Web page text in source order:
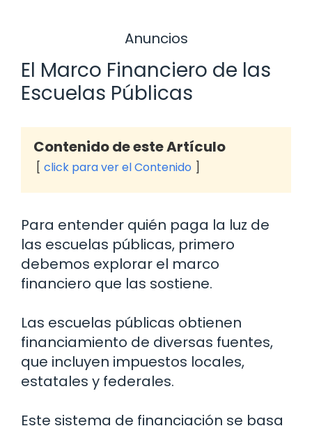
Anuncios
El Marco Financiero de las
Escuelas Públicas
Contenido de este Artículo
click para ver el Contenido
Para entender quién paga la luz de
las escuelas públicas, primero
debemos explorar el marco
financiero que las sostiene.
Las escuelas públicas obtienen
financiamiento de diversas fuentes,
que incluyen impuestos locales,
estatales y federales.
Este sistema de financiación se basa